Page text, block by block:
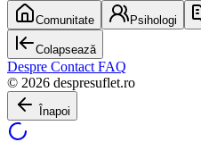
Comunitate Psihologi
Colapsează
Despre Contact FAQ
© 2026 despresuflet.ro
Înapoi